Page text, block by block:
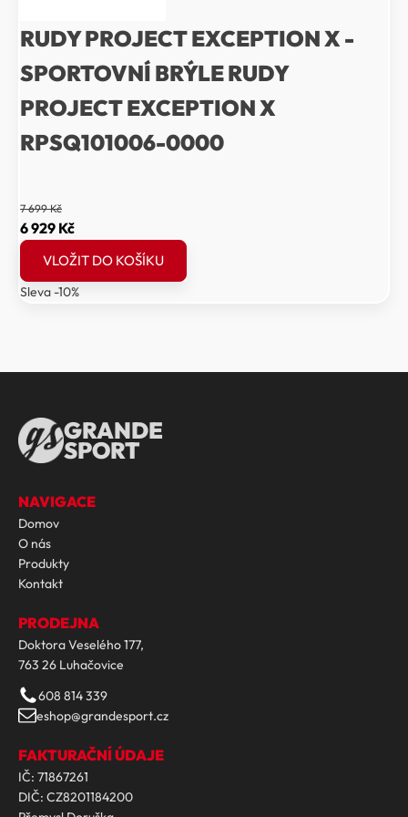
RUDY PROJECT EXCEPTION X -
SPORTOVNÍ BRÝLE RUDY
PROJECT EXCEPTION X
RPSQ101006-0000
7 699Kč
Původní
cena
byla:
7
6 929 KčAktuální
cena
6
VLOŽIT DO KOŠÍKU
Sleva -10%
GRANDE
SPORT
NAVIGACE
Domov
O nás
Produkty
Kontakt
PRODEJNA
Doktora Veselého 177,
763 26 Luhačovice
608 814 339
eshop@grandesport.cz
FAKTURAČNÍ ÚDAJE
IČ: 71867261
DIČ: CZ8201184200